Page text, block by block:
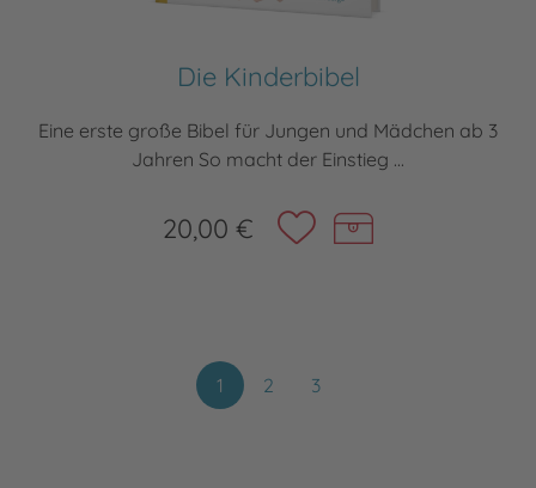
Die Kinderbibel
Eine erste große Bibel für Jungen und Mädchen ab 3
Jahren So macht der Einstieg ...
20,00 €
1 2 3